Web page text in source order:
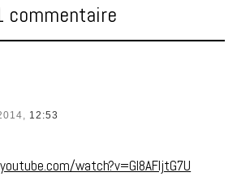
commentaire
12:53
watch?v=Gl8AFljtG7U